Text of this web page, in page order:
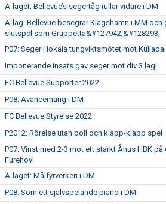
A-laget: Bellevue’s segertåg rullar vidare i DM
A-lag: Bellevue besegrar Klagshamn i MM och
slutspel som Gruppetta&#127942;&#128293;
P07: Seger i lokala tungviktsmötet mot
Imponerande insats gav seger mot div 3 lag!
FC Bellevue Supporter 2022
P08: Avancemang i DM
FC Bellevue Styrelse 2022
P2012: Rörelse utan boll och klapp-klapp spel
P07: Vinst med 2-3 mot ett starkt Åhus HBK
Furehov!
A-laget: Målfyrverkeri i DM
P08: Som ett självspelande piano i DM